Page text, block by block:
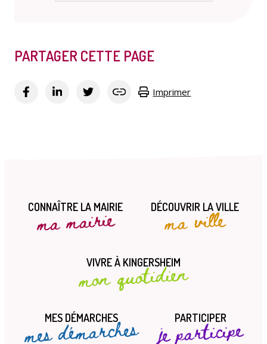
PARTAGER CETTE PAGE
Imprimer
CONNAÎTRE LA MAIRIE
ma mairie DÉCOUVRIR LA VILLE
ma ville
VIVRE À KINGERSHEIM
mon quotidien
MES DÉMARCHES
mes démarches PARTICIPER
je participe